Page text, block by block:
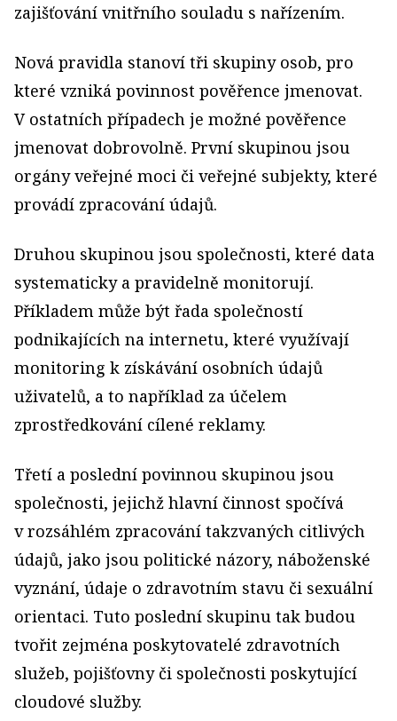
zajišťování vnitřního souladu s nařízením.
Nová pravidla stanoví tři skupiny osob, pro
které vzniká povinnost pověřence jmenovat.
V ostatních případech je možné pověřence
jmenovat dobrovolně. První skupinou jsou
orgány veřejné moci či veřejné subjekty, které
provádí zpracování údajů.
Druhou skupinou jsou společnosti, které data
systematicky a pravidelně monitorují.
Příkladem může být řada společností
podnikajících na internetu, které využívají
monitoring k získávání osobních údajů
uživatelů, a to například za účelem
zprostředkování cílené reklamy.
Třetí a poslední povinnou skupinou jsou
společnosti, jejichž hlavní činnost spočívá
v rozsáhlém zpracování takzvaných citlivých
údajů, jako jsou politické názory, náboženské
vyznání, údaje o zdravotním stavu či sexuální
orientaci. Tuto poslední skupinu tak budou
tvořit zejména poskytovatelé zdravotních
služeb, pojišťovny či společnosti poskytující
cloudové služby.